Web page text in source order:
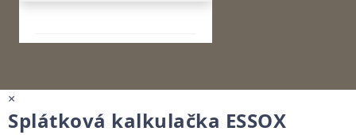
×
Splátková kalkulačka ESSOX